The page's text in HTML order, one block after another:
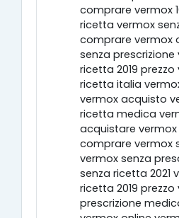
comprare vermox
ricetta vermox
comprare vermox
senza prescrizione
ricetta 2019
ricetta italia
vermox acquisto
ricetta medica
acquistare
comprare vermox
vermox senza
senza ricetta 2021
ricetta 2019
prescrizione